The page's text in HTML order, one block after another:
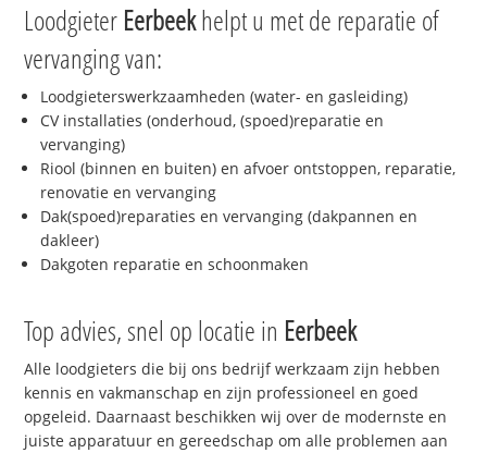
Loodgieter Eerbeekhelpt u met de reparatie of
vervanging van:
Loodgieterswerkzaamheden (water- en gasleiding)
CV installaties (onderhoud, (spoed)reparatie en
vervanging)
Riool (binnen en buiten) en afvoer ontstoppen, reparatie,
renovatie en vervanging
Dak(spoed)reparaties en vervanging (dakpannen en
dakleer)
Dakgoten reparatie en schoonmaken
Top advies, snel op locatie in Eerbeek
Alle loodgieters die bij ons bedrijf werkzaam zijn hebben
kennis en vakmanschap en zijn professioneel en goed
opgeleid. Daarnaast beschikken wij over de modernste en
juiste apparatuur en gereedschap om alle problemen aan